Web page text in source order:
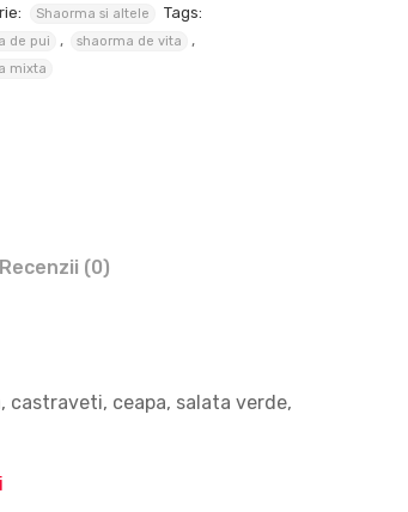
Shaorma si altele Tags:
de pui , shaorma de vita ,
mixta
Recenzii (0)
castraveti, ceapa, salata verde,